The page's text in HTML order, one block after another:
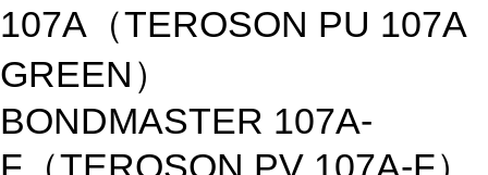
107A（TEROSON PU 107A
GREEN）
BONDMASTER 107A-
F（TEROSON PV 107A-F）